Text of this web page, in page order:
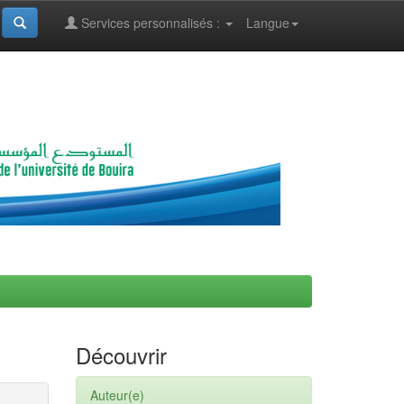
Langue
Services personnalisés :
Découvrir
Auteur(e)